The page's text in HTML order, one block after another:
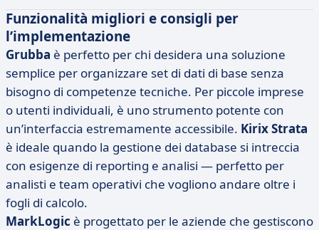
Funzionalità migliori e consigli per
l’implementazione
Grubba è perfetto per chi desidera una soluzione
semplice per organizzare set di dati di base senza
bisogno di competenze tecniche. Per piccole imprese
o utenti individuali, è uno strumento potente con
un’interfaccia estremamente accessibile. Kirix Strata
è ideale quando la gestione dei database si intreccia
con esigenze di reporting e analisi — perfetto per
analisti e team operativi che vogliono andare oltre i
fogli di calcolo.
MarkLogic è progettato per le aziende che gestiscono